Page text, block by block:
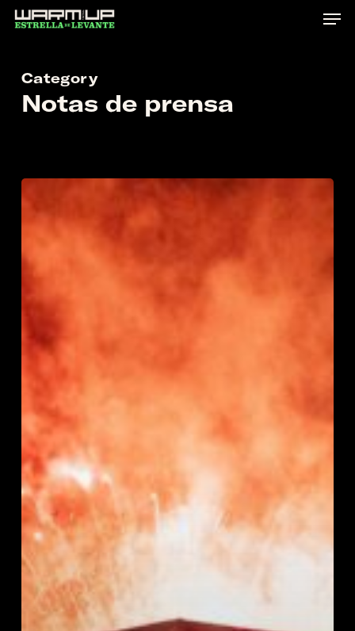
Skip
content
Category
Notas de prensa